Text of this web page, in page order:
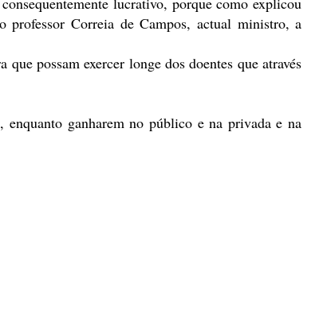
professor Correia de Campos, actual ministro, a
possam exercer longe dos doentes que através
enquanto ganharem no público e na privada e na